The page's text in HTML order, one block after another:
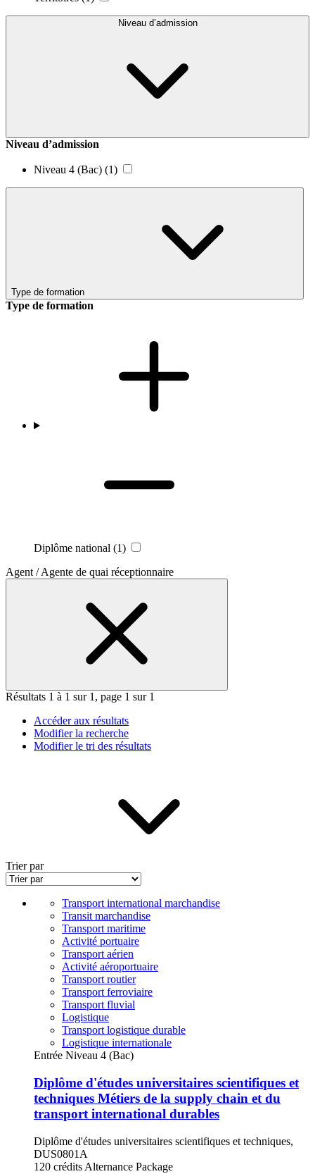
Niveau d’admission
Niveau d’admission
Niveau 4 (Bac) (1)
Type de formation
Type de formation
Diplôme national (1)
Agent / Agente de quai réceptionnaire
Résultats 1 à 1 sur 1, page 1 sur 1
Accéder aux résultats
Modifier la recherche
Modifier le tri des résultats
Trier par
Transport international marchandise
Transit marchandise
Transport maritime
Activité portuaire
Transport aérien
Activité aéroportuaire
Transport routier
Transport ferroviaire
Transport fluvial
Logistique
Transport logistique durable
Logistique internationale
Entrée Niveau 4 (Bac)
Diplôme d'études universitaires scientifiques et
techniques Métiers de la supply chain et du
transport international durables
Diplôme d'études universitaires scientifiques et techniques,
DUS0801A
120 crédits Alternance Package